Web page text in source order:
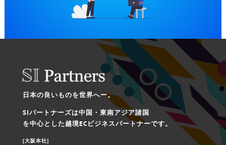
日本の良いものを世界へー。
SIパートナーズは中国・東南アジア諸国
を中心とした越境ECビジネスパートナーです。
[大阪本社]